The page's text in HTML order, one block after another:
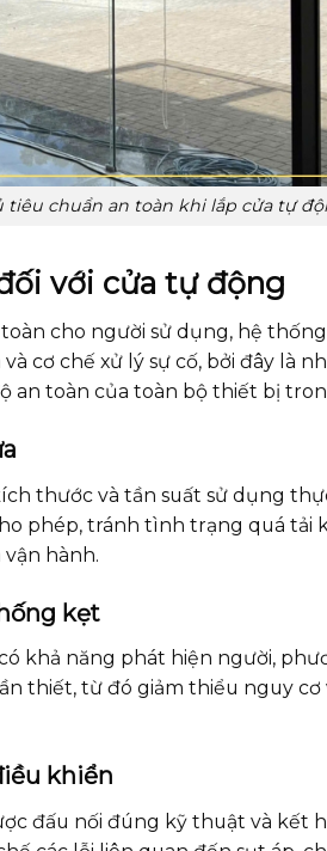
tiêu chuẩn an toàn khi lắp cửa tự
với cửa tự động
cho người sử dụng, hệ
cơ chế xử lý sự cố, bởi đây là
an toàn của toàn bộ thiết bị
thước và tần suất sử dụng
phép, tránh tình trạng quá tải
hành.
kẹt
khả năng phát hiện người,
thiết, từ đó giảm thiểu nguy cơ
khiển
đấu nối đúng kỹ thuật và kết